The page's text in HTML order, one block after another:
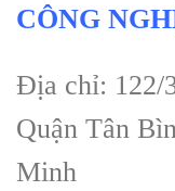
CÔNG
Địa chỉ: 122/
Quận Tân
Minh